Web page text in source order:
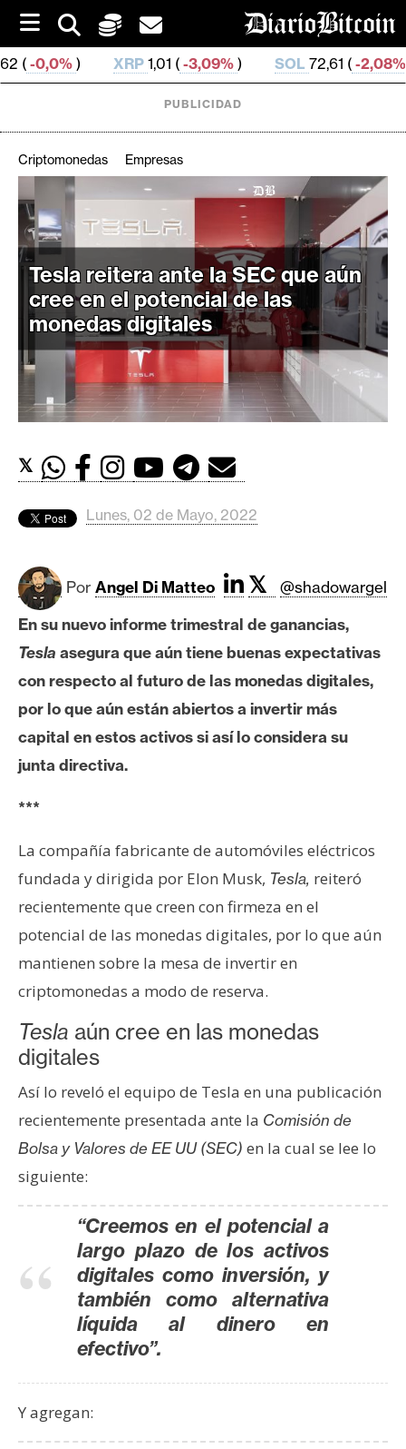
i
p
t
o
XRP1,01 (-3,09%) SOL72,61 ( -2,08%) TRX
C
r
i
p
t
o
M
e
c
o
i
c
o
i
E
r
e
u
I
A
n
á
i
s
i
N
s
d
e
PUBLICIDAD
Criptomonedas Empresas
Tesla reitera ante la SEC que aún
cree en el potencial de las
monedas digitales
𝕏
Lunes, 02 de Mayo, 2022
Por Angel Di Matteo 𝕏
@shadowargel
En su nuevo informe trimestral de ganancias,
Tesla asegura que aún tiene buenas expectativas
con respecto al futuro de las monedas digitales,
por lo que aún están abiertos a invertir más
capital en estos activos si así lo considera su
junta directiva.
***
La compañía fabricante de automóviles eléctricos
fundada y dirigida por Elon Musk, Tesla, reiteró
recientemente que creen con firmeza en el
potencial de las monedas digitales, por lo que aún
mantienen sobre la mesa de invertir en
criptomonedas a modo de reserva.
Tesla aún cree en las monedas
digitales
Así lo reveló el equipo de Tesla en una publicación
recientemente presentada ante la Comisión de
Bolsa y Valores de EE UU (SEC) en la cual se lee lo
siguiente:
“Creemos en el potencial a
largo plazo de los activos
digitales como inversión, y
también como alternativa
líquida al dinero en
efectivo”.
Y agregan: